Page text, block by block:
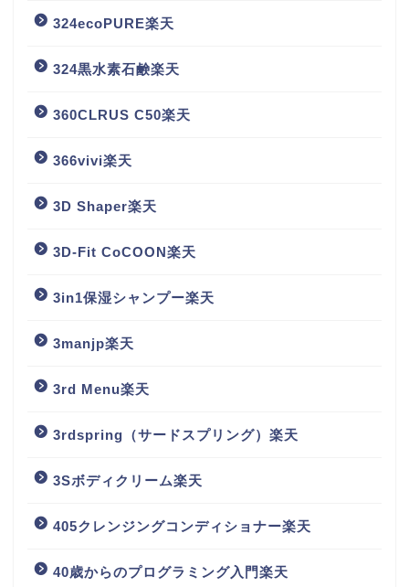
324ecoPURE楽天
324黒水素石鹸楽天
360CLRUS C50楽天
366vivi楽天
3D Shaper楽天
3D-Fit CoCOON楽天
3in1保湿シャンプー楽天
3manjp楽天
3rd Menu楽天
3rdspring（サードスプリング）楽天
3Sボディクリーム楽天
405クレンジングコンディショナー楽天
40歳からのプログラミング入門楽天